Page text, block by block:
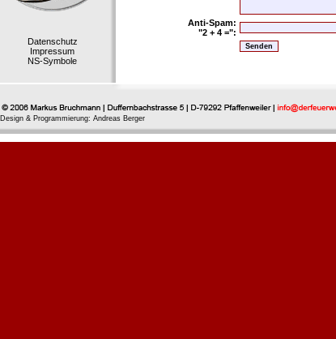
Datenschutz
Impressum
NS-Symbole
Anti-Spam:
"2 + 4 =":
Design & Programmierung: Andreas Berger